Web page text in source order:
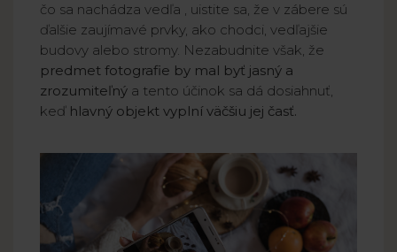
čo sa nachádza vedľa , uistite sa, že v zábere sú
ďalšie zaujímavé prvky, ako chodci, vedľajšie
budovy alebo stromy. Nezabudnite však, že
predmet fotografie by mal byť jasný a
zrozumiteľný a tento účinok sa dá dosiahnuť,
keď hlavný objekt vyplní väčšiu jej časť.